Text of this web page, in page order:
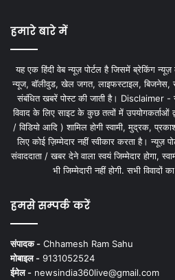
हमारे बारे में
यह एक हिंदी वेब न्यूज़ पोर्टल है जिसमें ब्रेकिंग
न्यूज, बॉलीवुड, खेल जगत, लाइफस्टाइल, बिजनेस,
संबंधित खबरें पोस्ट की जाती है। Disclaimer -
विवाद के लिए साइट के कुछ तत्वों में उपयोगकर्ताओं
/ विडियो आदि ) शामिल होगी स्वामी, मुद्रक,
लिए कोई ज़िम्मेदार नहीं स्वीकार करता है। न्यूज़
संवाददाता / खबर देने वाला स्वयं जिम्मेदार होगा,
भी जिम्मेदारी नहीं होगी. सभी विवादों
हमसे सम्पर्क करें
संपादक - Chhamesh Ram Sahu
मोबाइल - 9131052524
ईमेल - newsindia360live@gmail.com